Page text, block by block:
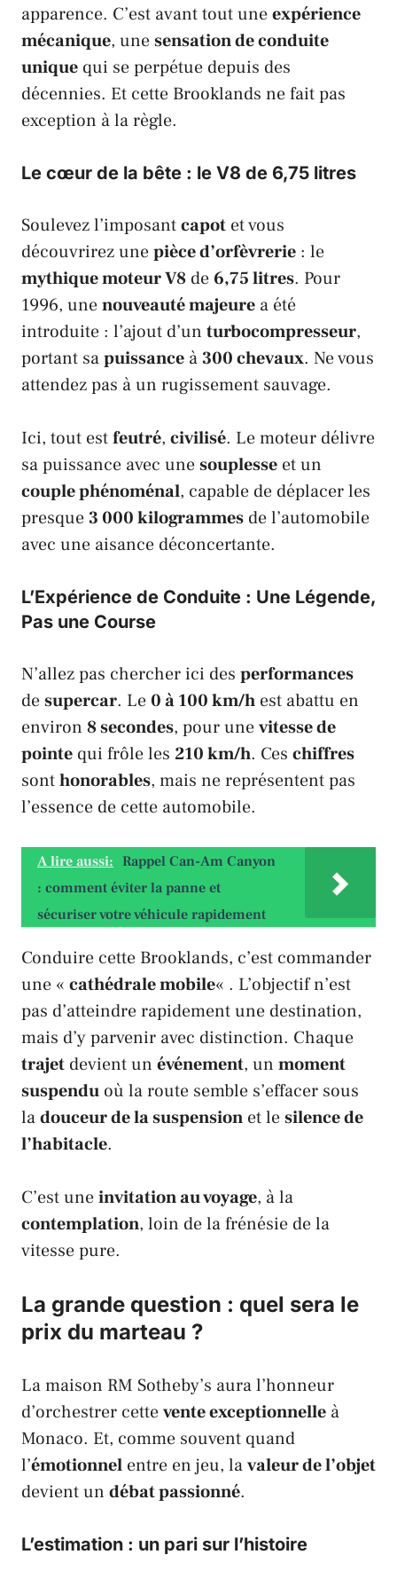
apparence. C’est avant tout uneexpérience
mécanique, unesensation de conduite
unique qui se perpétue depuis des
décennies. Et cette Brooklands ne fait pas
exception à la règle.
Le cœur de la bête : le V8 de 6,75 litres
Soulevez l’imposantcapot et vous
découvrirez unepièce d’orfèvrerie : le
mythique moteur V8 de 6,75 litres. Pour
1996, unenouveauté majeure a été
introduite : l’ajout d’un turbocompresseur,
portant sapuissance à300 chevaux. Ne vous
attendez pas à un rugissement sauvage.
Ici, tout estfeutré, civilisé. Le moteur délivre
sa puissance avec unesouplesse et un
couple phénoménal, capable de déplacer les
presque3 000 kilogrammes de l’automobile
avec une aisance déconcertante.
L’Expérience de Conduite : Une Légende,
Pas une Course
N’allez pas chercher ici des performances
desupercar. Le 0 à 100 km/h est abattu en
environ 8 secondes, pour unevitesse de
pointe qui frôle les 210 km/h. Ces chiffres
sonthonorables, mais ne représentent pas
l’essence de cette automobile.
A lire aussi: Rappel Can-Am Canyon
: comment éviter la panne et
sécuriser votre véhicule rapidement
Conduire cette Brooklands, c’est commander
une « cathédrale mobile« . L’objectif n’est
pas d’atteindre rapidement une destination,
mais d’y parvenir avec distinction. Chaque
trajet devient un événement, un moment
suspendu où la route semble s’effacer sous
ladouceur de la suspension et lesilence de
l’habitacle.
C’est uneinvitation au voyage, à la
contemplation, loin de la frénésie de la
vitesse pure.
La grande question : quel sera le
prix du marteau ?
La maison RM Sotheby’s aura l’honneur
d’orchestrer cettevente exceptionnelle à
Monaco. Et, comme souvent quand
l’émotionnel entre en jeu, lavaleur de l’objet
devient un débat passionné.
L’estimation : un pari sur l’histoire